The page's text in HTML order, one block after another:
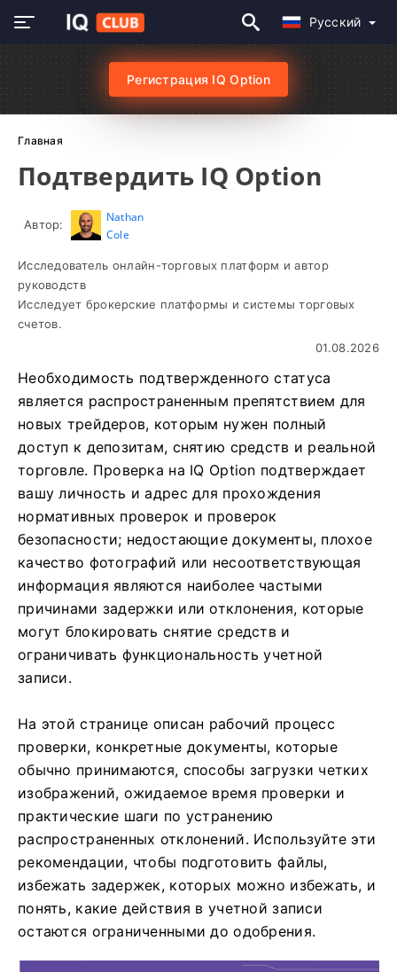
Русский
Регистрация IQ Option
Главная
Подтвердить IQ Option
Автор:
Nathan
Cole
Исследователь онлайн-торговых платформ и автор
руководств
Исследует брокерские платформы и системы торговых
счетов.
01.08.2026
Необходимость подтвержденного статуса
является распространенным препятствием для
новых трейдеров, которым нужен полный
доступ к депозитам, снятию средств и реальной
торговле. Проверка на IQ Option подтверждает
вашу личность и адрес для прохождения
нормативных проверок и проверок
безопасности; недостающие документы, плохое
качество фотографий или несоответствующая
информация являются наиболее частыми
причинами задержки или отклонения, которые
могут блокировать снятие средств и
ограничивать функциональность учетной
записи.
На этой странице описан рабочий процесс
проверки, конкретные документы, которые
обычно принимаются, способы загрузки четких
изображений, ожидаемое время проверки и
практические шаги по устранению
распространенных отклонений. Используйте эти
рекомендации, чтобы подготовить файлы,
избежать задержек, которых можно избежать, и
понять, какие действия в учетной записи
остаются ограниченными до одобрения.